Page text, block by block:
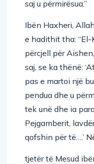
saj u përmirësua.”
Ibën Haxheri,
e hadithit tha:
përcjell për
saj, se ka thënë:
pas e martoi një
pendua dhe u
tek unë dhe ia
Pejgamberit,
qofshin për të….’
tjetër të Mesud